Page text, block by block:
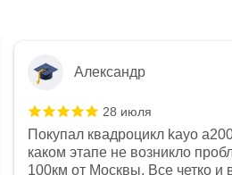
Александр
28 июля
Покупал квадроцикл kayo
каком этапе не возникло
100км от Москвы. Все четко и